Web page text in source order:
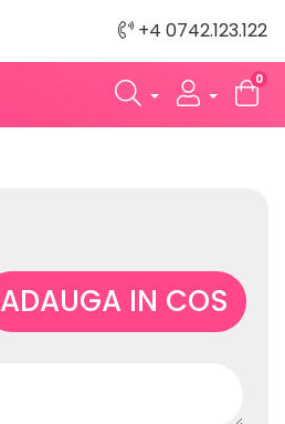
+4 0742.123.122
0
ADAUGA IN COS